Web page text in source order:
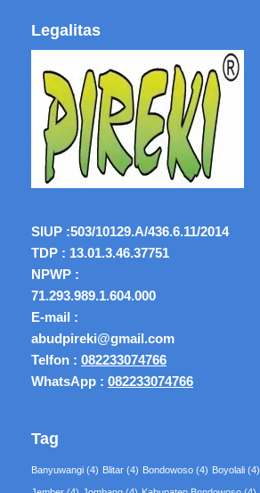
Legalitas
SIUP :503/10129.A/436.6.11/2014
TDP : 13.01.3.46.37751
NPWP :
71.293.989.1.604.000
E-mail :
abudpireki@gmail.com
Telfon : 082233074766
WhatsApp : 082233074766
Tag
Banyuwangi (4) Blitar (4) Bondowoso (4) Boyolali (4)